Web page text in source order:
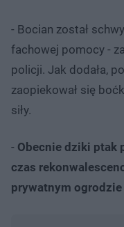
- Bocian został
fachowej pomocy -
policji. Jak dodała,
zaopiekował się
siły.
- Obecnie dziki ptak
czas
prywatnym ogrodzie